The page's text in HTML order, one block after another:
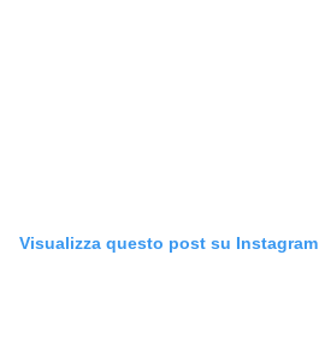
Visualizza questo post su Instagram